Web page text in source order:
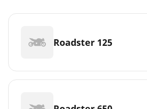
Roadster 125